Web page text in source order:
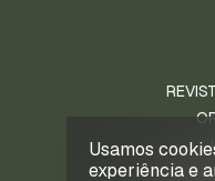
Usamos
experiência e